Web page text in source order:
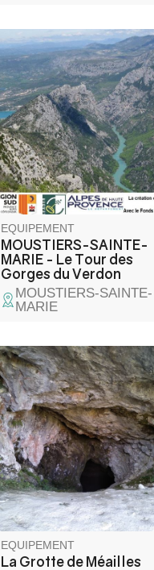
Une randonnée en
dans le plus beau Canyon
d’Europe
EQUIPEMENT
MOUSTIERS-SAINTE-
MARIE - Le Tour des
Gorges du Verdon
MOUSTIERS-SAINTE-
MARIE
Un itinéraire qui permet de
découvrir une curiosité
géologique. Avec son sol
calcaire creusé de vasques,
son plafond constitué de
et orné d'une myriade de
stalactites, la grotte de
est un lieu très singulier.
EQUIPEMENT
La Grotte de Méailles